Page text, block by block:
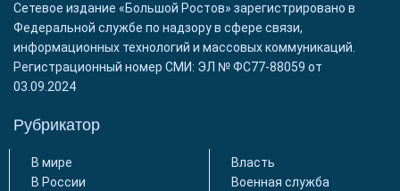
Сетевое издание «Большой Ростов» зарегистрировано в
Федеральной службе по надзору в сфере связи,
информационных технологий и массовых коммуникаций.
Регистрационный номер СМИ: ЭЛ № ФС77-88059 от
03.09.2024
Рубрикатор
В мире
В России
Власть
Военная служба